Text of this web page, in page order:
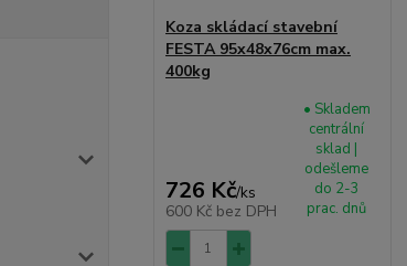
Koza skládací stavební
FESTA 95x48x76cm max.
400kg
726 Kč/ks
600 Kč bez DPH
• Skladem
centrální
sklad |
odešleme
do 2-3
prac. dnů